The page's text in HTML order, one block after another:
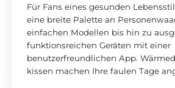
Für Fans eines gesunden
eine breite Palette an
einfachen Modellen bis hin zu
funktionsreichen Geräten mit einer
benutzerfreundlichen App.
kissen machen Ihre faulen Tage